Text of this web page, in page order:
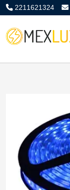
2211621324